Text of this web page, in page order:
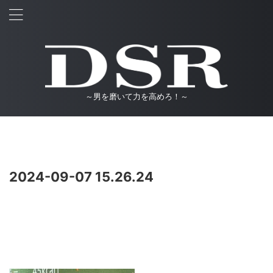
～男を磨いて力を高めろ！～
2024-09-07 15.26.24